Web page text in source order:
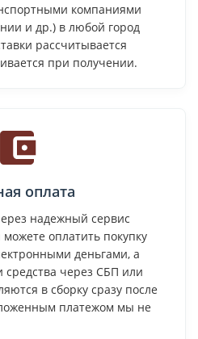
компаниями
и др.) в любой город
рассчитывается
при получении.
оплата
надежный сервис
оплатить покупку
деньгами, а
средства через СБП или
в сборку сразу после
платежом мы не